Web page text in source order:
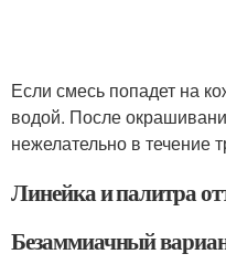
Если смесь попадет на
водой. После
нежелательно в течение
Линейка и палитра
Безаммиачный